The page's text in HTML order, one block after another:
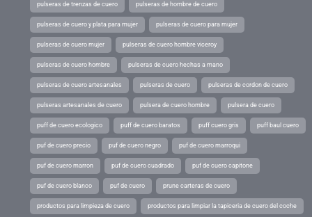
pulseras de trenzas de cuero pulseras de hombre de cuero
pulseras de cuero y plata para mujer pulseras de cuero para mujer
pulseras de cuero mujer pulseras de cuero hombre viceroy
pulseras de cuero hombre pulseras de cuero hechas a mano
pulseras de cuero artesanales pulseras de cuero pulseras de cordon de cuero
pulseras artesanales de cuero pulsera de cuero hombre pulsera de cuero
puff de cuero ecologico puff de cuero baratos puff cuero gris puff baul cuero
puf de cuero precio puf de cuero negro puf de cuero marroqui
puf de cuero marron puf de cuero cuadrado puf de cuero capitone
puf de cuero blanco puf de cuero prune carteras de cuero
productos para limpieza de cuero productos para limpiar la tapiceria de cuero del coche